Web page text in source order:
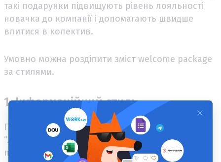
такі подарунки підвищують рівень лояльності
новачка до компанії і допомагають швидше
влитися в колектив.
Умовно можна розділити зміст welcome package
за стилями.
1. Інформаційний стиль
Перше, що важливо зробити, — сказати
“Ласкаво просимо!” новачкові. Це може бути
привітання електронною поштою або листівка,